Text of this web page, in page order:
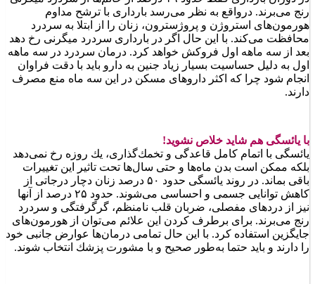
رنج می‌برند. درواقع به نظر می‌رسد بارداری با ترشح مداوم
هورمون‌های استروژن و پروژسترون، زنان را از ابتلا به سردرد
محافظت می‌كند. با این حال اگر در بارداری سردرد میگرنی رخ دهد
بعد از سه ماهه اول فروكش خواهد كرد. درمان سردرد در سه ماهه
اول به دلیل حساسیت بسیار زیاد جنین به دارو باید با دقت فراوان
انجام شود چرا كه اكثر داروهای مسكن در این سه ماه منع مصرف
دارند.
با یائسگی هم شاید خلاص نشوید!
یائسگی با اتمام كامل قاعدگی و تخمك‌گذاری، یك روزه رخ نمی‌دهد
بلكه ممكن است بدن ماه‌ها و حتی سال‌ها تحت تاثیر این تغییرات
باقی بماند. در روند یائسگی حدود ۵۰ درصد زنان دچار درجاتی از
كاهش توانایی جسمی و احساسی می‌شوند. حدود ۲۵ درصد از آنها
نیز از دردهای مفصلی، ضربان قلب نامنظم، گرگرفتگی و سردرد
رنج می‌برند. برای برطرف كردن این علائم می‌توان از هورمون‌های
جایگزین استفاده كرد. با این حال تمامی درمان‌ها عوارض جانبی خود
را دارند و باید حتما به‌طور صحیح و با مشورت پزشك انتخاب شوند.